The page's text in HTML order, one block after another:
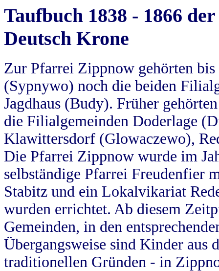
Taufbuch 1838 - 1866
Deutsch Krone
Zur Pfarrei Zippnow gehörten
(Sypnywo) noch die beiden
Jagdhaus (Budy). Früher
die Filialgemeinden Doderlage
Klawittersdorf (Glowaczewo),
Die Pfarrei Zippnow wurde im
selbständige Pfarrei Freudenfier
Stabitz und ein Lokalvikariat
wurden errichtet. Ab diesem
Gemeinden, in den
Übergangsweise sind Kinder aus
traditionellen Gründen - in